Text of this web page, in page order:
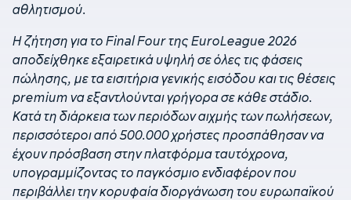
αθλητισμού.
Η ζήτηση για το Final Four της EuroLeague 2026
αποδείχθηκε εξαιρετικά υψηλή σε όλες τις φάσεις
πώλησης, με τα εισιτήρια γενικής εισόδου και τις θέσεις
premium να εξαντλούνται γρήγορα σε κάθε στάδιο.
Κατά τη διάρκεια των περιόδων αιχμής των πωλήσεων,
περισσότεροι από 500.000 χρήστες προσπάθησαν να
έχουν πρόσβαση στην πλατφόρμα ταυτόχρονα,
υπογραμμίζοντας το παγκόσμιο ενδιαφέρον που
περιβάλλει την κορυφαία διοργάνωση του ευρωπαϊκού